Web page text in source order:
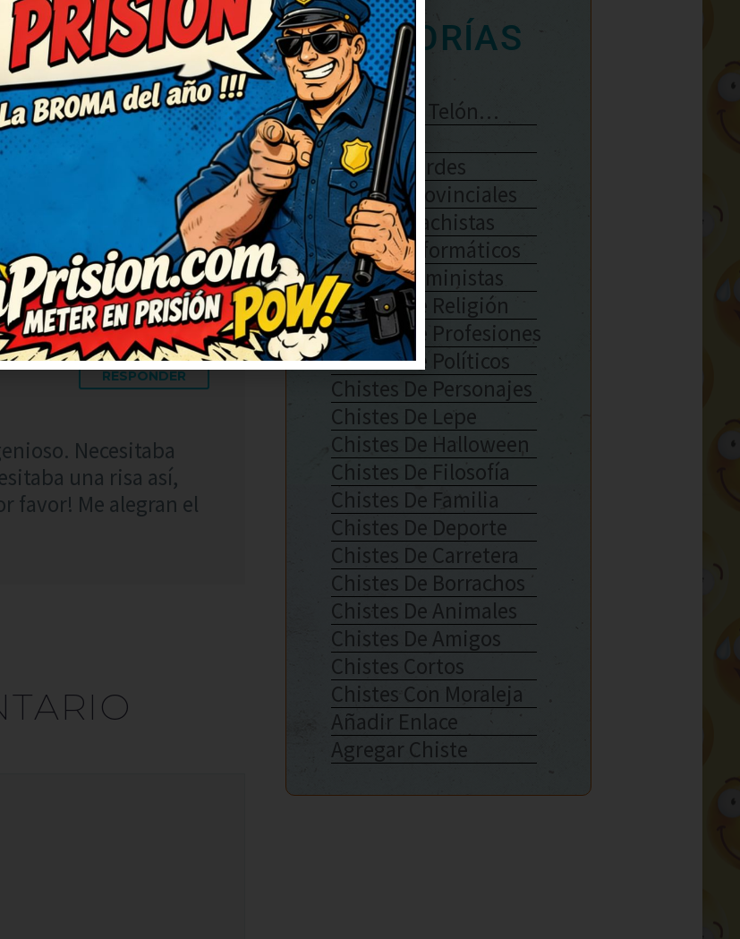
RESPONDER
cambiado el
está finísimo,
por completo,
RESPONDER
Necesitaba
una risa así,
favor! Me alegran el
CATEGORÍAS
Se Abre El Telón…
Enlaces
Chistes Verdes
Chistes Provinciales
Chistes Machistas
Chistes Informáticos
Chistes Feministas
Chistes De Religión
Chistes De Profesiones
Chistes De Políticos
Chistes De Personajes
Chistes De Lepe
Chistes De Halloween
Chistes De Filosofía
Chistes De Familia
Chistes De Deporte
Chistes De Carretera
Chistes De Borrachos
Chistes De Animales
Chistes De Amigos
Chistes Cortos
Chistes Con Moraleja
Añadir Enlace
Agregar Chiste